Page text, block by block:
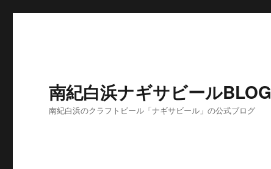
南紀白浜ナギサビールBLOG
南紀白浜のクラフトビール「ナギサビール」の公式ブログ